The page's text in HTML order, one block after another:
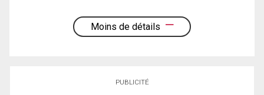
Moins de détails
PUBLICITÉ